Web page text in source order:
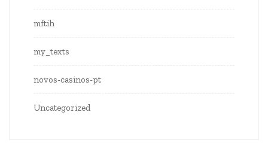
mftih
my_texts
novos-casinos-pt
Uncategorized